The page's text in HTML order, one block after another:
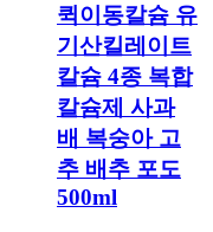
퀵이동칼슘 유
기산킬레이트
칼슘 4종 복합
칼슘제 사과
배 복숭아 고
추 배추 포도
500ml